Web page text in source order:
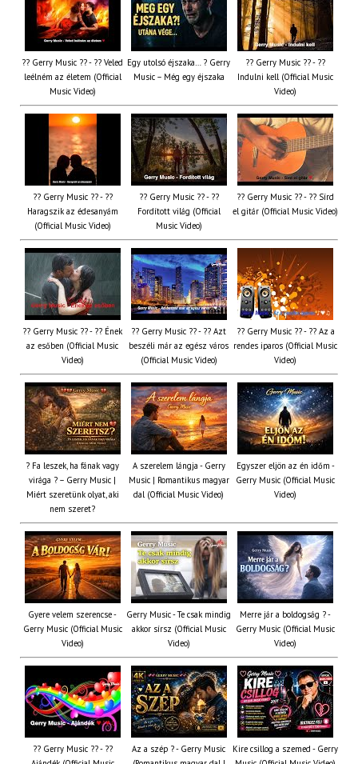
?? Gerry Music ?? - ?? Veled
leélném az életem (Official
Music Video)
Egy utolsó éjszaka… ? Gerry
Music – Még egy éjszaka
?? Gerry Music ?? - ??
Indulni kell (Official Music
Video)
?? Gerry Music ?? - ??
Haragszik az édesanyám
(Official Music Video)
?? Gerry Music ?? - ??
Fordított világ (Official
Music Video)
?? Gerry Music ?? - ?? Sírd
el gitár (Official Music Video)
?? Gerry Music ?? - ?? Ének
az esőben (Official Music
Video)
?? Gerry Music ?? - ?? Azt
beszéli már az egész város
(Official Music Video)
?? Gerry Music ?? - ?? Az a
rendes iparos (Official Music
Video)
? Fa leszek, ha fának vagy
virága ? – Gerry Music |
Miért szeretünk olyat, aki
nem szeret?
A szerelem lángja - Gerry
Music | Romantikus magyar
dal (Official Music Video)
Egyszer eljön az én időm -
Gerry Music (Official Music
Video)
Gyere velem szerencse -
Gerry Music (Official Music
Video)
Gerry Music - Te csak mindig
akkor sírsz (Official Music
Video)
Merre jár a boldogság ? -
Gerry Music (Official Music
Video)
?? Gerry Music ?? - ??
Az a szép ? - Gerry Music
Kire csillog a szemed - Gerry